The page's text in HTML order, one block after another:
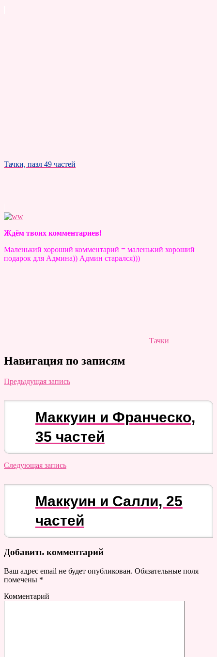
Тачки, пазл 49 частей
Ждём твоих комментариев!
Маленький хороший комментарий = маленький хороший
подарок для Админа)) Админ старался)))
Тачки
Навигация по записям
Предыдущая запись
Маккуин и Франческо,
35 частей
Следующая запись
Маккуин и Салли, 25
частей
Добавить комментарий
Ваш адрес email не будет опубликован. Обязательные поля
помечены *
Комментарий